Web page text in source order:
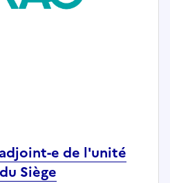
e de l'unité
Siège